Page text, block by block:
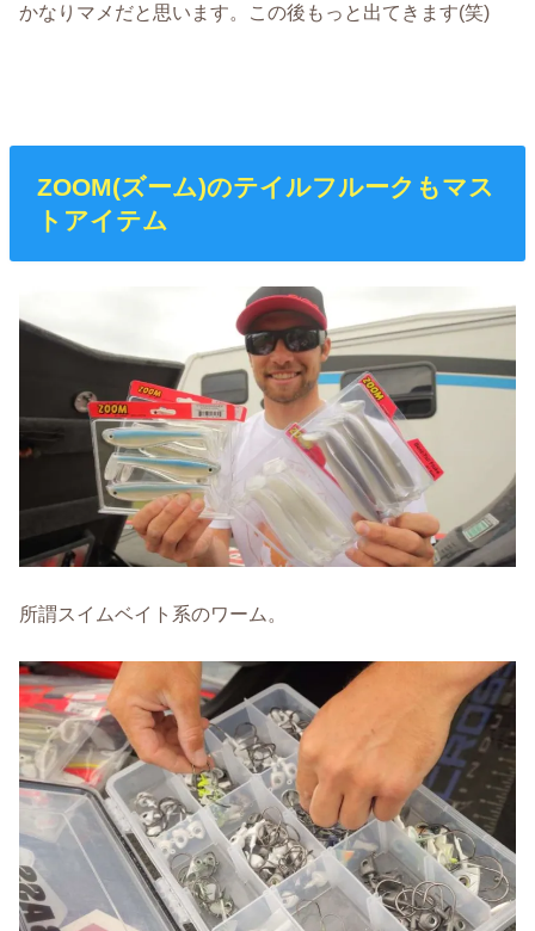
かなりマメだと思います。この後もっと出てきます(笑)
ZOOM(ズーム)のテイルフルークもマス
トアイテム
所謂スイムベイト系のワーム。